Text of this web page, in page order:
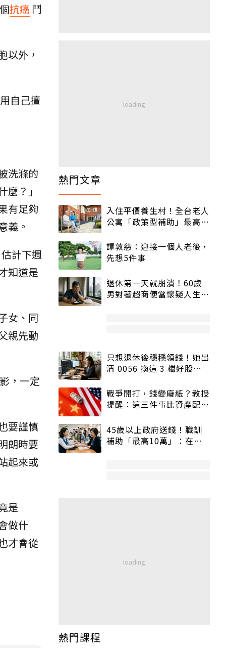
抗癌 鬥
以外，
自己擅
洗滌的
？」
有足夠
義。
計下週
知道是
女、同
親先動
，一定
要謹慎
朗時要
起來或
是
做什
才會從
熱門文章
入住平價養生村！全台老人
公寓「政策型補助」最高打
譚敦慈：迎接一個人老後，
先想5件事
退休第一天就崩潰！60歲
男對著超商便當懷疑人生
只想退休後穩穩領錢！她出
清 0056 換這 3 檔好股：
戰爭開打，錢變廢紙？教授
提醒：這三件事比資產配置
45歲以上政府送錢！職訓
補助「最高10萬」：在
熱門課程